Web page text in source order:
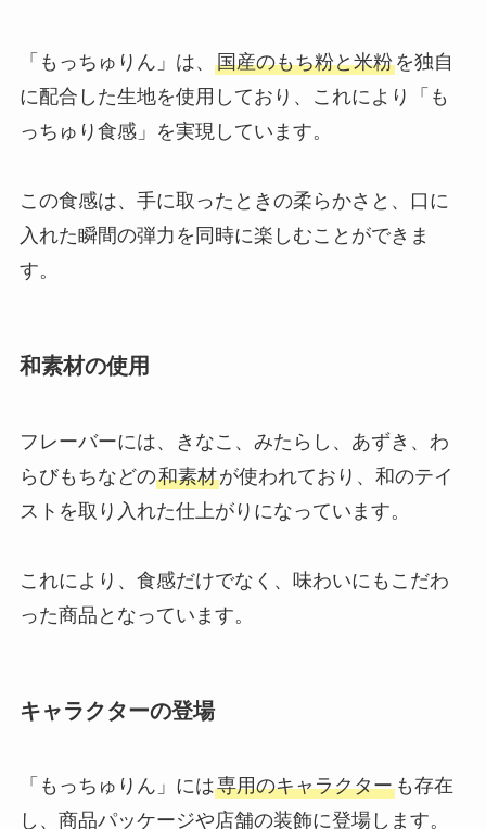
「もっちゅりん」は、 国産のもち粉と米粉を独自
に配合した生地を使用しており、これにより「も
っちゅり食感」を実現しています。
この食感は、手に取ったときの柔らかさと、口に
入れた瞬間の弾力を同時に楽しむことができま
す。
和素材の使用
フレーバーには、きなこ、みたらし、あずき、わ
らびもちなどの和素材が使われており、和のテイ
ストを取り入れた仕上がりになっています。
これにより、食感だけでなく、味わいにもこだわ
った商品となっています。
キャラクターの登場
「もっちゅりん」には専用のキャラクターも存在
し、商品パッケージや店舗の装飾に登場します。